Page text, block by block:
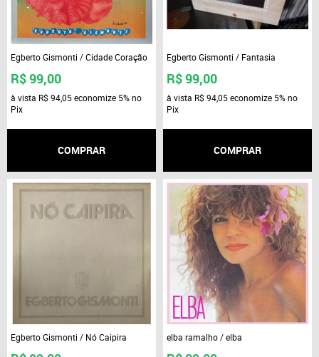
Egberto Gismonti / Cidade Coração
R$ 99,00
à vista R$ 94,05economize 5%no
Pix
COMPRAR
Egberto Gismonti / Fantasia
R$ 99,00
à vista R$ 94,05economize 5%no
Pix
COMPRAR
Egberto Gismonti / Nó Caipira elba ramalho / elba